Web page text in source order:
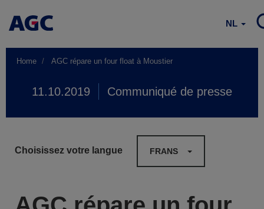
NL
Home AGC répare un four float à Moustier
11.10.2019 Communiqué de presse
Choisissez votre langue FRANS